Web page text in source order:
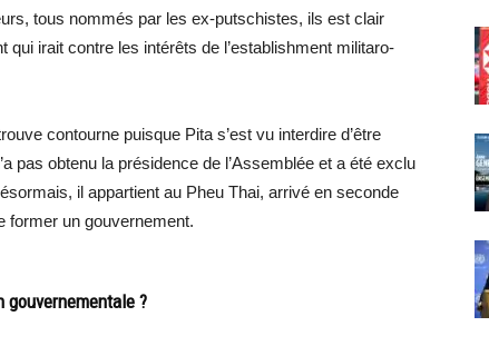
tous nommés par les ex-putschistes, ils est clair
qui irait contre les intérêts de l’establishment militaro-
contourne puisque Pita s’est vu interdire d’être
pas obtenu la présidence de l’Assemblée et a été exclu
il appartient au Pheu Thai, arrivé en seconde
former un gouvernement.
?